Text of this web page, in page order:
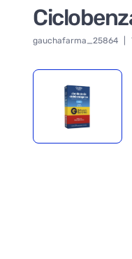
gauchafarma_25864